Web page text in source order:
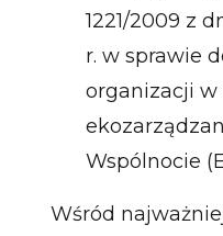
1221/2009 z
r. w sprawie
organizacji w
Wspólnocie
Wśród